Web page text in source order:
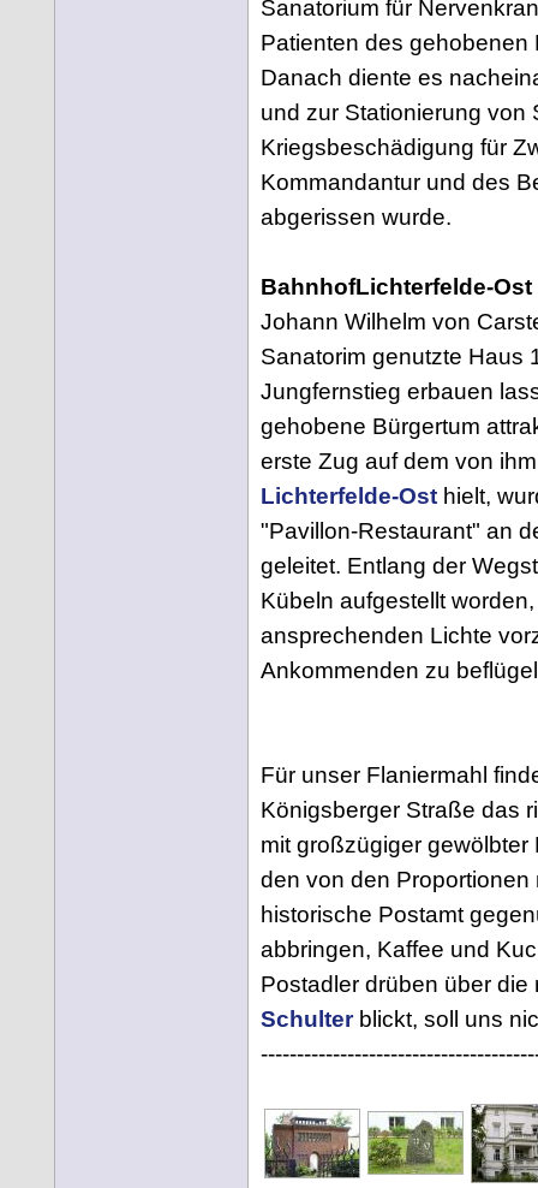
Sanatorium für
Patienten des gehobenen
Danach diente es
und zur Stationierung von
Kriegsbeschädigung für
Kommandantur und des
abgerissen wurde.
BahnhofLichterfelde-Ost
Johann Wilhelm von
Sanatorim genutzte Haus
Jungfernstieg erbauen
gehobene Bürgertum
erste Zug auf dem von
Lichterfelde-Ost hielt,
"Pavillon-Restaurant" an
geleitet. Entlang der
Kübeln aufgestellt
ansprechenden Lichte
Ankommenden zu
Für unser Flaniermahl
Königsberger Straße das
mit großzügiger
den von den
historische Postamt
abbringen, Kaffee und
Postadler drüben über
Schulterblickt, soll uns